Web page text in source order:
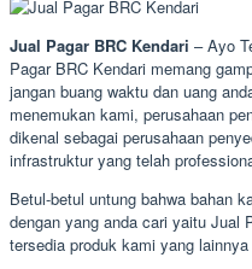
Jual Pagar BRC Kendari – Ayo
Pagar BRC Kendari memang
jangan buang waktu dan uang
menemukan kami, perusahaan
dikenal sebagai perusahaan
infrastruktur yang telah
Betul-betul untung bahwa bahan
dengan yang anda cari yaitu Jual
tersedia produk kami yang